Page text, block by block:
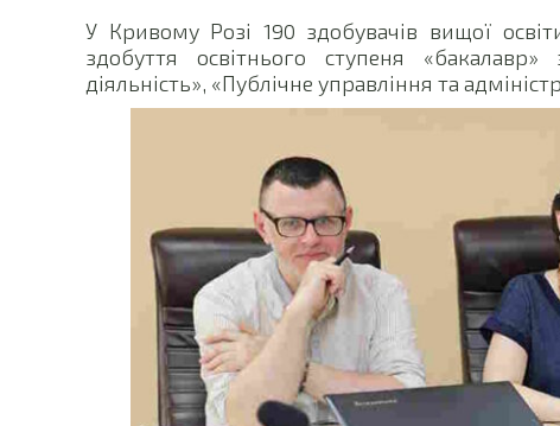
У Кривому Розі 190 здобувачів вищої
здобуття освітнього ступеня
діяльність», «Публічне управління та